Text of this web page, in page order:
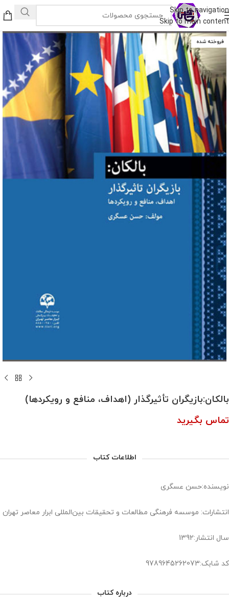
Skip to navigation
Skip to main content
فروخته شده
بالکان:بازیگران تأثیرگذار (اهداف، منافع و رویکردها)
تماس بگیرید
اطلاعات کتاب
نویسنده:حسن عسگری
انتشارات: موسسه فرهنگی مطالعات و تحقیقات بین‌المللی ابرار معاصر تهران
سال انتشار:1392
کد شابک:9789645262073
درباره کتاب